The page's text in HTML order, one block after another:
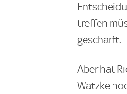
treffen
geschärft.
Aber hat
Watzke